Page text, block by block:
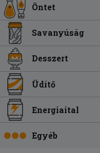
Öntet
Savanyúság
Desszert
Üdítő
Energiaital
Egyéb